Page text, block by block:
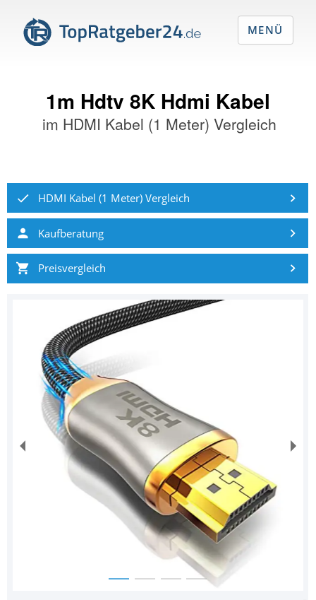
1m Hdtv 8K Hdmi Kabel
im HDMI Kabel (1 Meter) Vergleich
HDMI Kabel (1 Meter) Vergleich
Kaufberatung
Preisvergleich
MENÜ